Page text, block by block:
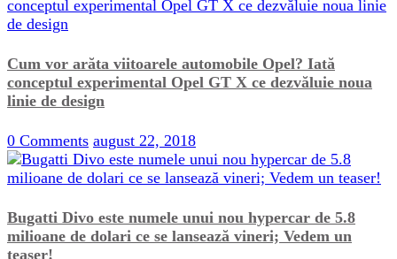
Cum vor arăta viitoarele automobile Opel? Iată
conceptul experimental Opel GT X ce dezvăluie noua
linie de design
0 Comments august 22, 2018
Bugatti Divo este numele unui nou hypercar de 5.8
milioane de dolari ce se lansează vineri; Vedem un
teaser!